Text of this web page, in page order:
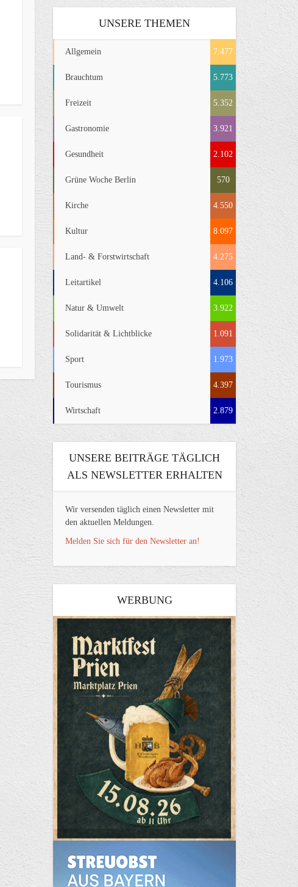
UNSERE THEMEN
Allgemein 7.477
Brauchtum 5.773
Freizeit 5.352
Gastronomie 3.921
Gesundheit 2.102
Grüne Woche Berlin 570
Kirche 4.550
Kultur 8.097
Land- & Forstwirtschaft 4.275
Leitartikel 4.106
Natur & Umwelt 3.922
Solidarität & Lichtblicke 1.091
Sport 1.973
Tourismus 4.397
Wirtschaft 2.879
UNSERE BEITRÄGE TÄGLICH
ALS NEWSLETTER ERHALTEN
Wir versenden täglich einen Newsletter mit
den aktuellen Meldungen.
Melden Sie sich für den Newsletter an!
WERBUNG